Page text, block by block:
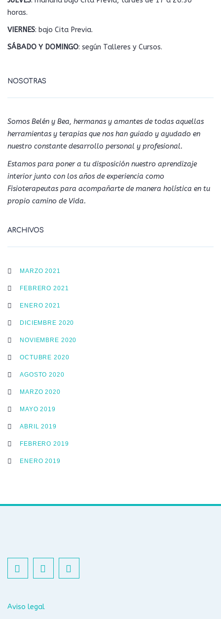
horas.
VIERNES: bajo Cita Previa.
SÁBADO Y DOMINGO: según Talleres y Cursos.
NOSOTRAS
Somos Belén y Bea, hermanas y amantes de todas aquellas
herramientas y terapias que nos han guiado y ayudado en
nuestro constante desarrollo personal y profesional.
Estamos para poner a tu disposición nuestro aprendizaje
interior junto con los años de experiencia como
Fisioterapeutas para acompañarte de manera holística en tu
propio camino de Vida.
ARCHIVOS
MARZO 2021
FEBRERO 2021
ENERO 2021
DICIEMBRE 2020
NOVIEMBRE 2020
OCTUBRE 2020
AGOSTO 2020
MARZO 2020
MAYO 2019
ABRIL 2019
FEBRERO 2019
ENERO 2019
Aviso legal